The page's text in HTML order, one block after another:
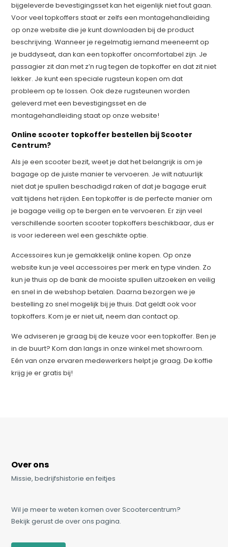
bijgeleverde bevestigingsset kan het eigenlijk niet fout gaan.
Voor veel topkoffers staat er zelfs een montagehandleiding
op onze website die je kunt downloaden bij de product
beschrijving. Wanneer je regelmatig iemand meeneemt op
je buddyseat, dan kan een topkoffer oncomfortabel zijn. Je
passagier zit dan met z’n rug tegen de topkoffer en dat zit niet
lekker. Je kunt een speciale rugsteun kopen om dat
probleem op te lossen. Ook deze rugsteunen worden
geleverd met een bevestigingsset en de
montagehandleiding staat op onze website!
Online scooter topkoffer bestellen bij Scooter
Centrum?
Als je een scooter bezit, weet je dat het belangrijk is om je
bagage op de juiste manier te vervoeren. Je wilt natuurlijk
niet dat je spullen beschadigd raken of dat je bagage eruit
valt tijdens het rijden. Een topkoffer is de perfecte manier om
je bagage veilig op te bergen en te vervoeren. Er zijn veel
verschillende soorten scooter topkoffers beschikbaar, dus er
is voor iedereen wel een geschikte optie.
Accessoires kun je gemakkelijk online kopen. Op onze
website kun je veel accessoires per merk en type vinden. Zo
kun je thuis op de bank de mooiste spullen uitzoeken en veilig
en snel in de webshop betalen. Daarna bezorgen we je
bestelling zo snel mogelijk bij je thuis. Dat geldt ook voor
topkoffers. Kom je er niet uit, neem dan contact op.
We adviseren je graag bij de keuze voor een topkoffer. Ben je
in de buurt? Kom dan langs in onze winkel met showroom.
Eén van onze ervaren medewerkers helpt je graag. De koffie
krijg je er gratis bij!
Over ons
Missie, bedrijfshistorie en feitjes
Wil je meer te weten komen over Scootercentrum?
Bekijk gerust de over ons pagina.